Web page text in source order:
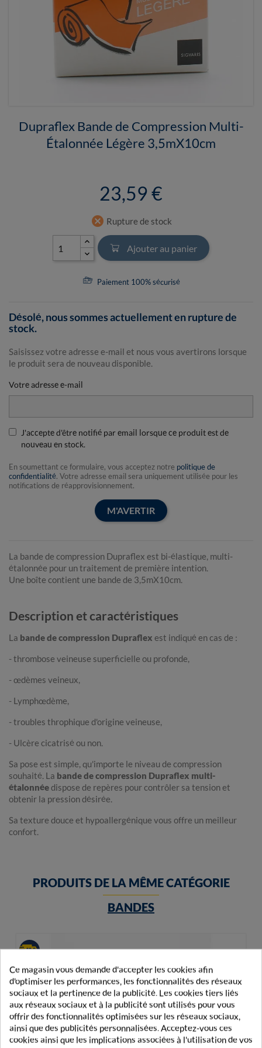
Dupraflex Bande de Compression Multi-
Étalonnée Légère 3,5mX10cm
23,59 €
cancel Rupture de stock
Ajouter au panier
Paiement 100% sécurisé
Désolé, nous sommes actuellement en rupture de
stock.
Saisissez votre adresse e-mail et nous vous avertirons lorsque
le produit sera de nouveau disponible.
Votre adresse e-mail
J'accepte d'être notifié par email lorsque ce produit est de
nouveau en stock.
En soumettant ce formulaire, vous acceptez notre politique de
confidentialité. Votre adresse email sera uniquement utilisée pour les
notifications de réapprovisionnement.
M'AVERTIR
La bande de compression Dupraflex est bi-élastique, multi-
étalonnée pour un traitement de première intention.
Une boîte contient une bande de 3,5mX10cm.
Description et caractéristiques
La bande de compression Dupraflex est indiqué en cas de :
- thrombose veineuse superficielle ou profonde,
- œdèmes veineux,
- Lymphœdème,
- troubles throphique d'origine veineuse,
- Ulcère cicatrisé ou non.
Sa pose est simple, qu'importe le niveau de compression
souhaité. La bande de compression Dupraflex multi-
étalonnéedispose de repères pour contrôler sa tension et
obtenir la pression désirée.
Sa texture douce et hypoallergénique vous offre un meilleur
confort.
PRODUITS DE LA MÊME CATÉGORIE
BANDES
Ce magasin vous demande d'accepter les cookies afin
d'optimiser les performances, les fonctionnalités des réseaux
sociaux et la pertinence de la publicité. Les cookies tiers liés
aux réseaux sociaux et à la publicité sont utilisés pour vous
offrir des fonctionnalités optimisées sur les réseaux sociaux,
ainsi que des publicités personnalisées. Acceptez-vous ces
cookies ainsi que les implications associées à l'utilisation de vos